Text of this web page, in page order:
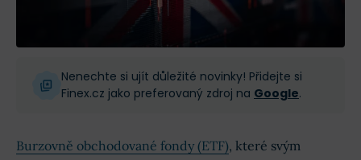
Nenechte si ujít důležité novinky! Přidejte si
Finex.cz jako preferovaný zdroj na Google.
Burzovně obchodované fondy (ETF), které svým